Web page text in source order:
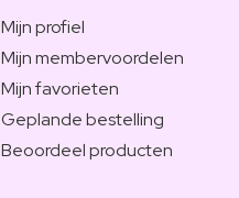
Mijn profiel
Mijn membervoordelen
Mijn favorieten
Geplande bestelling
Beoordeel producten